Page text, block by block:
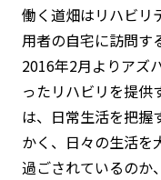
働く道畑はリハビ
用者の自宅に訪問す
2016年2月よりアズ
ったリハビリを提供
は、 日常生活を把握
かく、日々の生活を
過ごされているのか